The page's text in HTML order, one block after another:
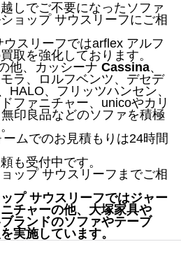
しでご不要になったソファ
ョップ サウスリーフにご相
スリーフではarflex アルフ
取を強化しております。
他、カッシーナ Cassina、
ラ、ロルフベンツ、デセデ
HALO、フリッツハンセン、
ファニチャー、unicoやカリ
印良品などのソファを積極
ムでのお見積もりは24時間
も受付中です。
ップ サウスリーフまでご相
プ サウスリーフではジャー
チャーの他、大塚家具や
ランドのソファやテーブ
実施しています。